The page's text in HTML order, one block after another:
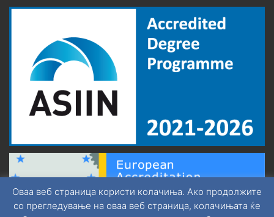
Оваа веб страница користи колачиња. Ако продолжите
со прегледување на оваа веб страница, колачињата ќе